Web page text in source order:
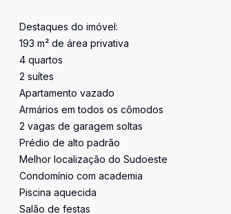
Destaques do imóvel:
193 m² de área privativa
4 quartos
2 suítes
Apartamento vazado
Armários em todos os cômodos
2 vagas de garagem soltas
Prédio de alto padrão
Melhor localização do Sudoeste
Condomínio com academia
Piscina aquecida
Salão de festas